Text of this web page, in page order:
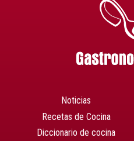
Noticias
Recetas de Cocina
Diccionario de cocina